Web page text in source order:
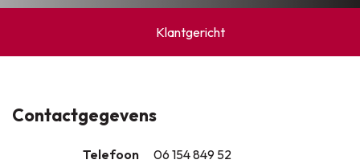
Klantgericht
Contactgegevens
Telefoon 06 154 849 52